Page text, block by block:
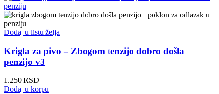
Dodaj u listu želja
Krigla za pivo – Zbogom tenzijo dobro došla
penzijo v3
1.250 RSD
Dodaj u korpu